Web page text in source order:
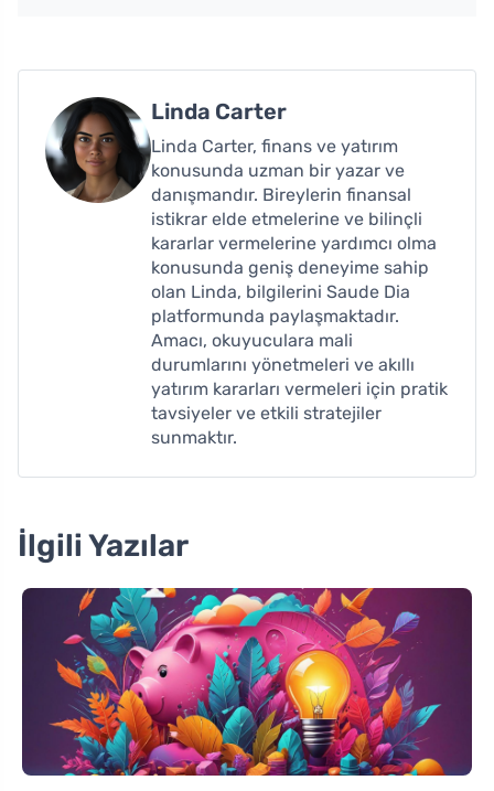
Linda Carter
Linda Carter, finans ve yatırım
konusunda uzman bir yazar ve
danışmandır. Bireylerin finansal
istikrar elde etmelerine ve bilinçli
kararlar vermelerine yardımcı olma
konusunda geniş deneyime sahip
olan Linda, bilgilerini Saude Dia
platformunda paylaşmaktadır.
Amacı, okuyuculara mali
durumlarını yönetmeleri ve akıllı
yatırım kararları vermeleri için pratik
tavsiyeler ve etkili stratejiler
sunmaktır.
İlgili Yazılar